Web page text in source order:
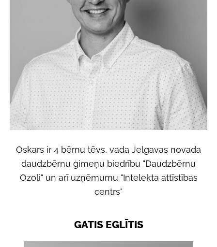
Oskars ir 4 bērnu tēvs, vada Jelgavas novada
daudzbērnu ģimeņu biedrību "Daudzbērnu
Ozoli" un arī uzņēmumu "Intelekta attīstības
centrs"
GATIS EGLĪTIS